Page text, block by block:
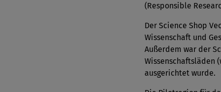
(Responsible
Der Science Shop
Wissenschaft und
Außerdem war der
Wissenschaftsläden
ausgerichtet wurde.